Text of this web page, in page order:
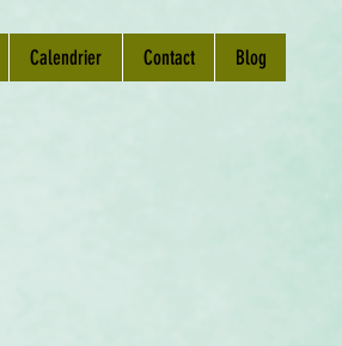
Calendrier Contact Blog